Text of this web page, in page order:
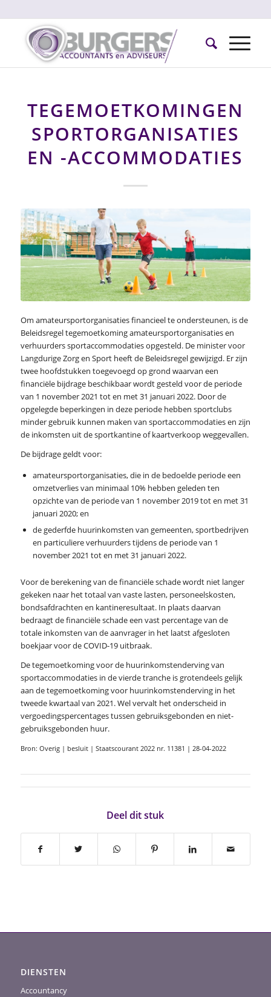
TEGEMOETKOMINGEN
SPORTORGANISATIES
EN -ACCOMMODATIES
Om amateursportorganisaties financieel te ondersteunen, is de
Beleidsregel tegemoetkoming amateursportorganisaties en
verhuurders sportaccommodaties opgesteld. De minister voor
Langdurige Zorg en Sport heeft de Beleidsregel gewijzigd. Er zijn
twee hoofdstukken toegevoegd op grond waarvan een
financiële bijdrage beschikbaar wordt gesteld voor de periode
van 1 november 2021 tot en met 31 januari 2022. Door de
opgelegde beperkingen in deze periode hebben sportclubs
minder gebruik kunnen maken van sportaccommodaties en zijn
de inkomsten uit de sportkantine of kaartverkoop weggevallen.
De bijdrage geldt voor:
amateursportorganisaties, die in de bedoelde periode een
omzetverlies van minimaal 10% hebben geleden ten
opzichte van de periode van 1 november 2019 tot en met 31
januari 2020; en
de gederfde huurinkomsten van gemeenten, sportbedrijven
en particuliere verhuurders tijdens de periode van 1
november 2021 tot en met 31 januari 2022.
Voor de berekening van de financiële schade wordt niet langer
gekeken naar het totaal van vaste lasten, personeelskosten,
bondsafdrachten en kantineresultaat. In plaats daarvan
bedraagt de financiële schade een vast percentage van de
totale inkomsten van de aanvrager in het laatst afgesloten
boekjaar voor de COVID-19 uitbraak.
De tegemoetkoming voor de huurinkomstenderving van
sportaccommodaties in de vierde tranche is grotendeels gelijk
aan de tegemoetkoming voor huurinkomstenderving in het
tweede kwartaal van 2021. Wel vervalt het onderscheid in
vergoedingspercentages tussen gebruiksgebonden en niet-
gebruiksgebonden huur.
Bron: Overig | besluit | Staatscourant 2022 nr. 11381 | 28-04-2022
Deel dit stuk
DIENSTEN
Accountancy